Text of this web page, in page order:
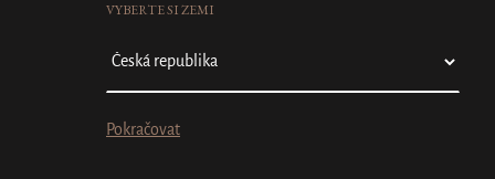
VYBERTE SI ZEMI
Pokračovat